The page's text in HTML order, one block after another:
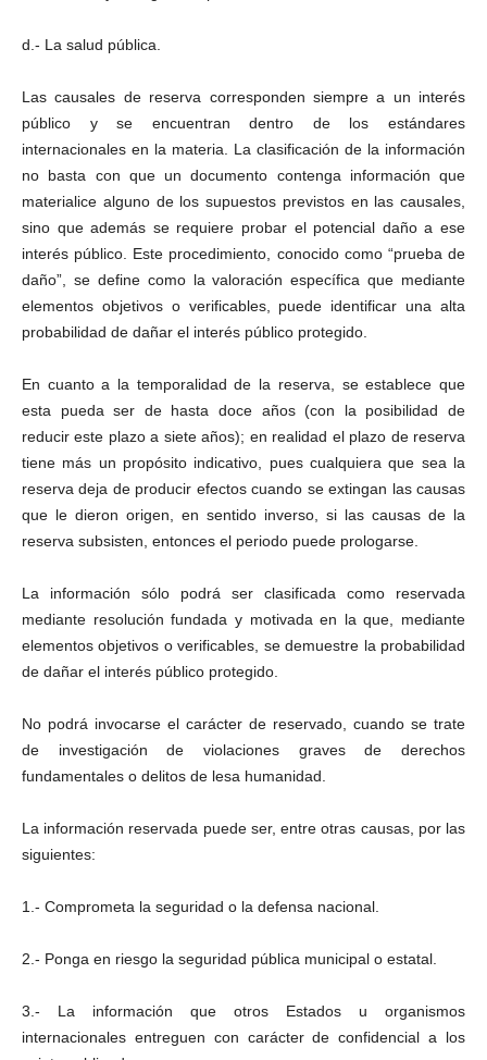
d.- La salud pública.
Las causales de reserva corresponden siempre a un interés
público y se encuentran dentro de los estándares
internacionales en la materia. La clasificación de la información
no basta con que un documento contenga información que
materialice alguno de los supuestos previstos en las causales,
sino que además se requiere probar el potencial daño a ese
interés público. Este procedimiento, conocido como “prueba de
daño”, se define como la valoración específica que mediante
elementos objetivos o verificables, puede identificar una alta
probabilidad de dañar el interés público protegido.
En cuanto a la temporalidad de la reserva, se establece que
esta pueda ser de hasta doce años (con la posibilidad de
reducir este plazo a siete años); en realidad el plazo de reserva
tiene más un propósito indicativo, pues cualquiera que sea la
reserva deja de producir efectos cuando se extingan las causas
que le dieron origen, en sentido inverso, si las causas de la
reserva subsisten, entonces el periodo puede prologarse.
La información sólo podrá ser clasificada como reservada
mediante resolución fundada y motivada en la que, mediante
elementos objetivos o verificables, se demuestre la probabilidad
de dañar el interés público protegido.
No podrá invocarse el carácter de reservado, cuando se trate
de investigación de violaciones graves de derechos
fundamentales o delitos de lesa humanidad.
La información reservada puede ser, entre otras causas, por las
siguientes:
1.- Comprometa la seguridad o la defensa nacional.
2.- Ponga en riesgo la seguridad pública municipal o estatal.
3.- La información que otros Estados u organismos
internacionales entreguen con carácter de confidencial a los